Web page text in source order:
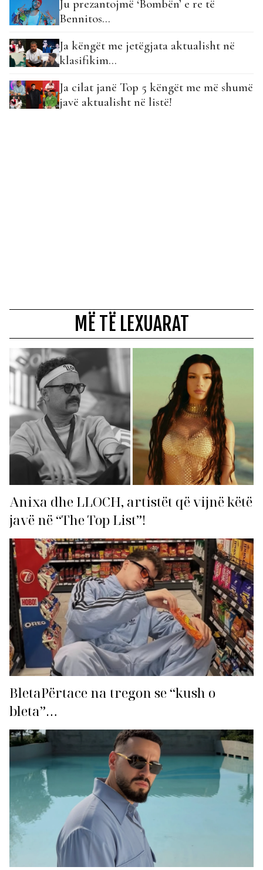
Ju prezantojmë ‘Bombën’ e re të
Bennitos…
Ja këngët me jetëgjata aktualisht në
klasifikim…
Ja cilat janë Top 5 këngët me më shumë
javë aktualisht në listë!
MË TË LEXUARAT
Anixa dhe LLOCH, artistët që vijnë këtë
javë në “The Top List”!
BletaPërtace na tregon se “kush o
bleta”…